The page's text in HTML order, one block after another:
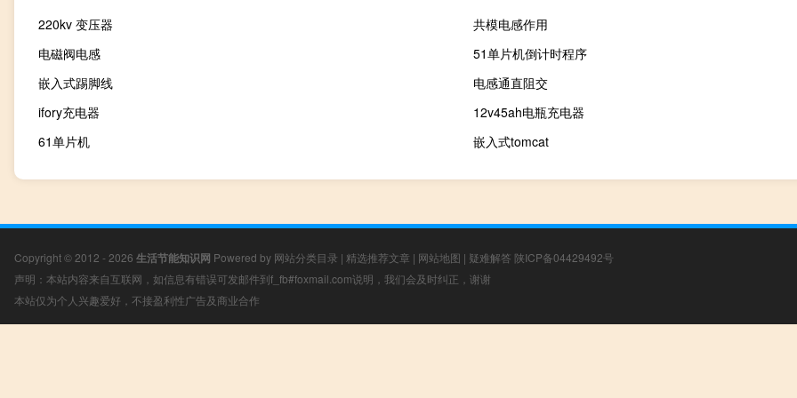
220kv 变压器
共模电感作用
电磁阀电感
51单片机倒计时程序
嵌入式踢脚线
电感通直阻交
ifory充电器
12v45ah电瓶充电器
61单片机
嵌入式tomcat
Copyright © 2012 - 2026 生活节能知识网 Powered by 网站分类目录 | 精选推荐文章 | 网站地图 | 疑难解答 陕ICP备04429492号
声明：本站内容来自互联网，如信息有错误可发邮件到f_fb#foxmail.com说明，我们会及时纠正，谢谢
本站仅为个人兴趣爱好，不接盈利性广告及商业合作